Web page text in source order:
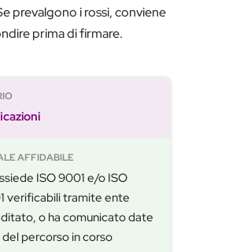
prevalgono i rossi, conviene
prima di firmare.
ISO 9001 e/o ISO
verificabili tramite ente
o ha comunicato date
percorso in corso